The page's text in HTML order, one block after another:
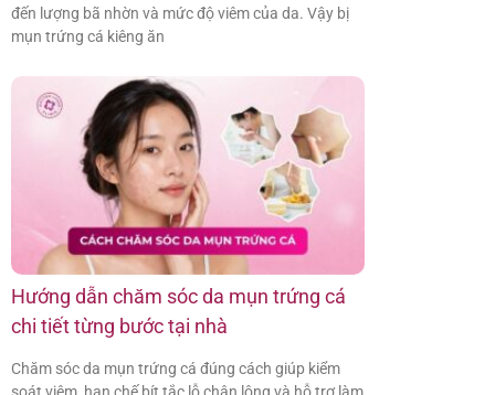
đến lượng bã nhờn và mức độ viêm của da. Vậy bị
mụn trứng cá kiêng ăn
Hướng dẫn chăm sóc da mụn trứng cá
chi tiết từng bước tại nhà
Chăm sóc da mụn trứng cá đúng cách giúp kiểm